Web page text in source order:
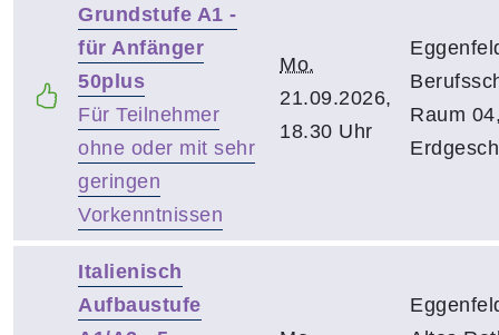
Grundstufe A1 -
für Anfänger
50plus
Für Teilnehmer
ohne oder mit sehr
geringen
Vorkenntnissen
Mo.
21.09.2026,
18.30 Uhr
Raum
Italienisch
Aufbaustufe